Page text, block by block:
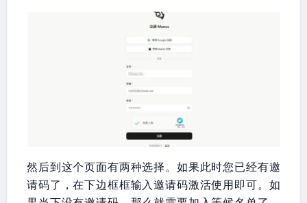
然后到这个页面有两种选择。如果此时您已经有邀
请码了，在下边框框输入邀请码激活使用即可。如